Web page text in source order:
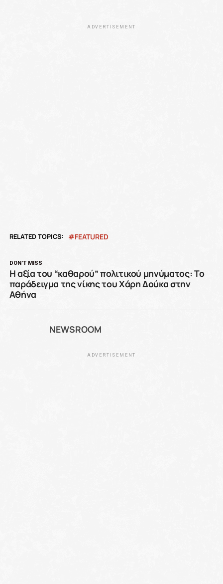
ADVERTISEMENT
RELATED TOPICS: FEATURED
DON'T MISS
Η αξία του “καθαρού” πολιτικού μηνύματος: Το
παράδειγμα της νίκης του Χάρη Δούκα στην
Αθήνα
NEWSROOM
ADVERTISEMENT